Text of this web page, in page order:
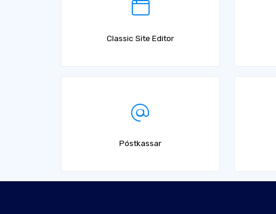
Classic Site Editor
Póstkassar